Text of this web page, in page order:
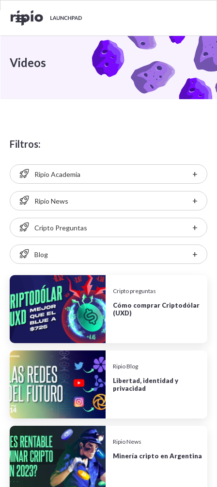
Videos
Filtros:
Ripio Academia +
Ripio News +
Cripto Preguntas +
Blog +
Cripto preguntas
Cómo comprar Criptodólar
(UXD)
Ripio Blog
Libertad, identidad y
privacidad
Ripio News
Minería cripto en Argentina